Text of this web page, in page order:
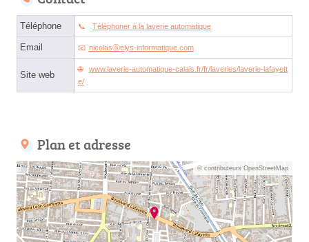
Téléphone Téléphoner à la laverie automatique
Email nicolasⓐelys-informatique.com
Site web
www.laverie-automatique-calais.fr/fr/laveries/laverie-lafayett
e/
Plan et adresse
© contributeurs OpenStreetMap